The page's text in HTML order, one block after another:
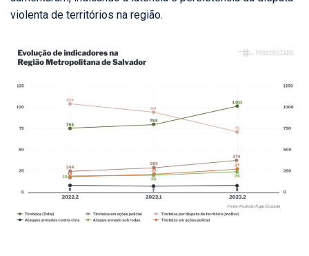
violenta de territórios na região.